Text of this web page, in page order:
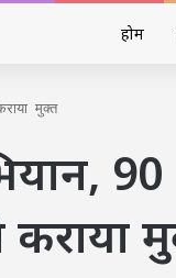
होम
मुक्त
90